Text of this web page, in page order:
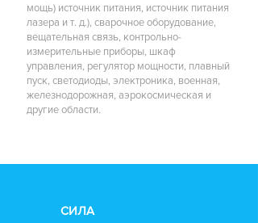
мощь) источник питания, источник питания
лазера и т. д.), сварочное оборудование,
вещательная связь, контрольно-
измерительные приборы, шкаф
управления, регулятор мощности, плавный
пуск, светодиоды, электроника, военная,
железнодорожная, аэрокосмическая и
другие области.
СИЛА